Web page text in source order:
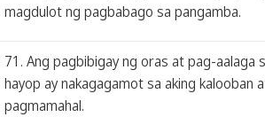
magdulot ng pagbabago sa pangamba.
71. Ang pagbibigay ng oras at pag-aalaga
hayop ay nakagagamot sa aking kalooban
pagmamahal.